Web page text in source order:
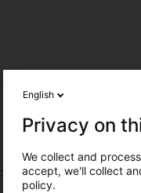
English
Privacy on
We collect and
accept, we'll collect
policy.